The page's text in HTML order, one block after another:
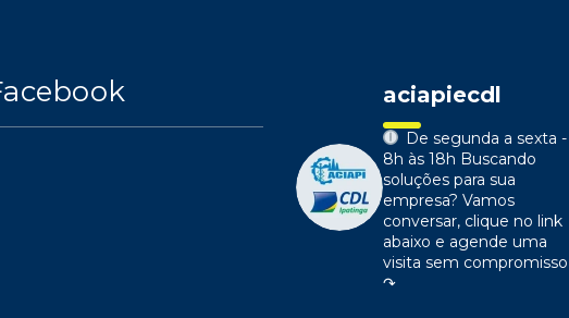
aciapiecdl
De segunda a sexta -
8h às 18h Buscando
soluções para sua
empresa? Vamos
conversar, clique no link
abaixo e agende uma
visita sem compromisso
↷